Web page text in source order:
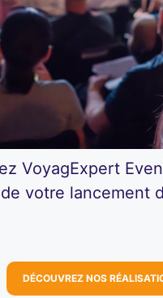
VoyagExpert
votre lancement
DÉCOUVREZ NOS